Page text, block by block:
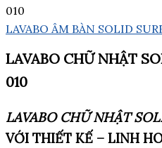
010
LAVABO ÂM BÀN SOLID
LAVABO CHỮ NHẬT
010
LAVABO CHỮ NHẬT
VỚI THIẾT KẾ – LINH